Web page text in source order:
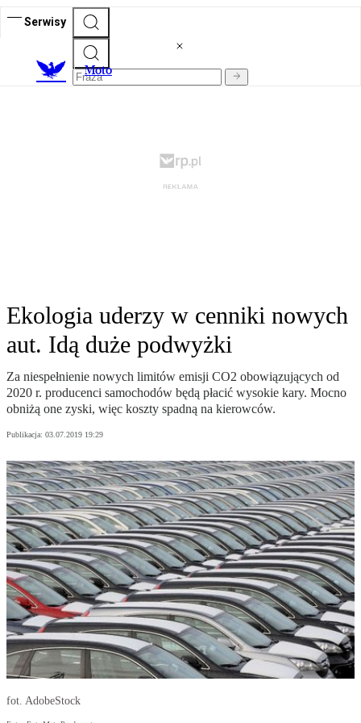
Serwisy
Moto
Ekologia uderzy w cenniki nowych
aut. Idą duże podwyżki
Za niespełnienie nowych limitów emisji CO2 obowiązujących od
2020 r. producenci samochodów będą płacić wysokie kary. Mocno
obniżą one zyski, więc koszty spadną na kierowców.
Publikacja: 03.07.2019 19:29
fot. AdobeStock